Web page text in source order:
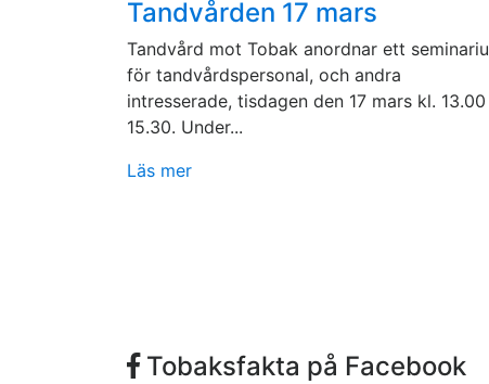
Tandvården 17 mars
Tandvård mot Tobak anordnar ett
för tandvårdspersonal, och andra
intresserade, tisdagen den 17 mars kl. 13.00
15.30. Under...
Läs mer
Tobaksfakta på Facebook